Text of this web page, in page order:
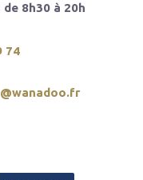
8h30 à 20h
74